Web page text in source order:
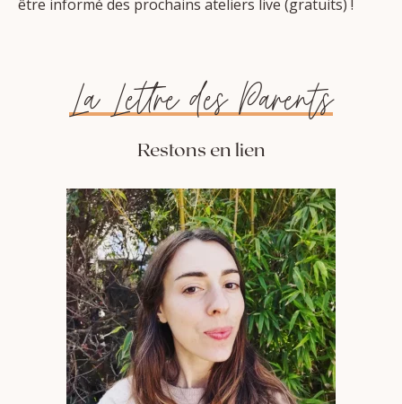
être informé des prochains ateliers live (gratuits) !
La Lettre des Parents
Restons en lien